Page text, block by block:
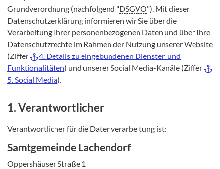
Grundverordnung (nachfolgend "DSGVO"). Mit dieser
Datenschutzerklärung informieren wir Sie über die
Verarbeitung Ihrer personenbezogenen Daten und über Ihre
Datenschutzrechte im Rahmen der Nutzung unserer Website
(Ziffer
4. Details zu eingebundenen Diensten und
Funktionalitäten) und unserer Social Media-Kanäle (Ziffer
5. Social Media).
1. Verantwortlicher
Verantwortlicher für die Datenverarbeitung ist:
Samtgemeinde Lachendorf
Oppershäuser Straße 1